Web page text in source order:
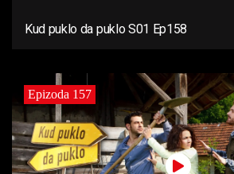
Kud puklo da puklo S01 Ep158
Epizoda 157